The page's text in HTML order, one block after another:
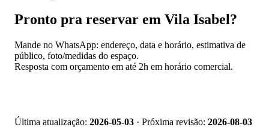
Pronto pra reservar em Vila Isabel?
Mande no WhatsApp: endereço, data e horário, estimativa de
público, foto/medidas do espaço.
Resposta com orçamento em até 2h em horário comercial.
Última atualização: 2026-05-03 · Próxima revisão: 2026-08-03